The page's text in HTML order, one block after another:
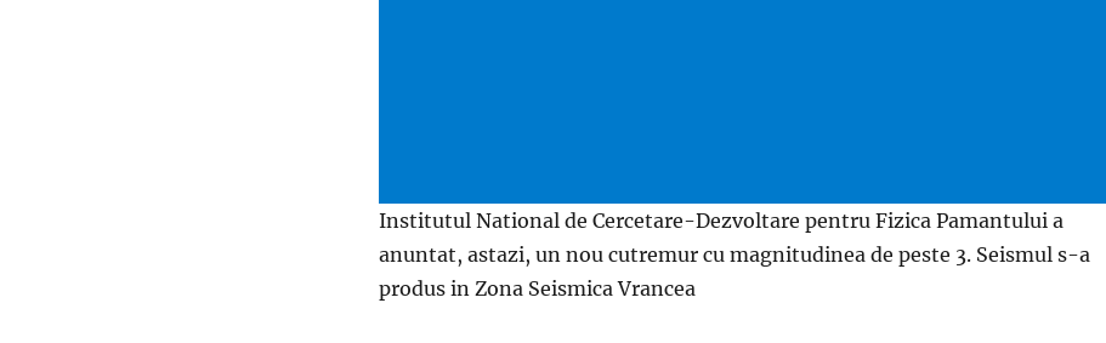
Institutul National de Cercetare-Dezvoltare pentru Fizica Pamantului a
anuntat, astazi, un nou cutremur cu magnitudinea de peste 3. Seismul s-a
produs in Zona Seismica Vrancea